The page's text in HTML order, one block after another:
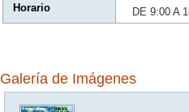
Horario DE 9:00 A
Galería de Imágenes